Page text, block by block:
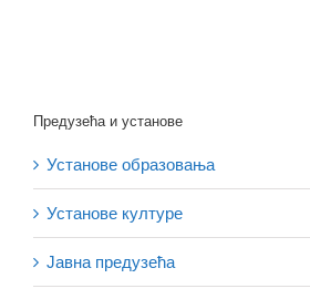
Предузећа и установе
Установе образовања
Установе културе
Јавна предузећа